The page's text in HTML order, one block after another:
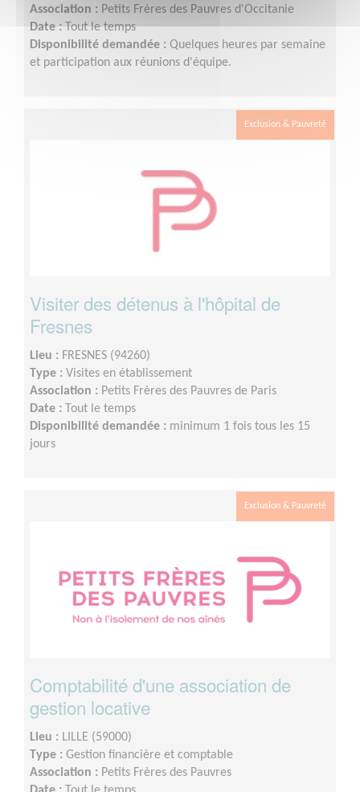
Association : Petits Frères des Pauvres d'Occitanie
Date : Tout le temps
Disponibilité demandée : Quelques heures par semaine
et participation aux réunions d'équipe.
Exclusion & Pauvreté
Visiter des détenus à l'hôpital de
Fresnes
Lieu : FRESNES (94260)
Type : Visites en établissement
Association : Petits Frères des Pauvres de Paris
Date : Tout le temps
Disponibilité demandée : minimum 1 fois tous les 15
jours
Exclusion & Pauvreté
Comptabilité d'une association de
gestion locative
Lieu : LILLE (59000)
Type : Gestion financière et comptable
Association : Petits Frères des Pauvres